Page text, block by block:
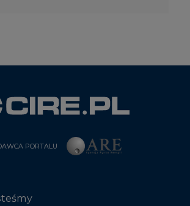
PORTALU